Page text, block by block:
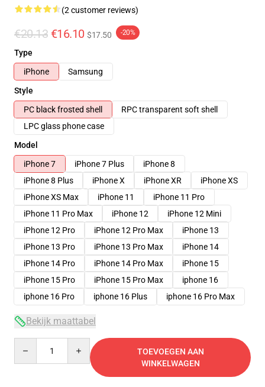
(2 customer reviews)
€20.13 €16.10 $17.50 -20%
Type
iPhone
Samsung
Style
PC black frosted shell
RPC transparent soft shell
LPC glass phone case
Model
iPhone 7
iPhone 7 Plus
iPhone 8
iPhone 8 Plus
iPhone X iPhone XR
iPhone XS
iPhone XS Max
iPhone 11
iPhone 11 Pro
iPhone 11 Pro Max
iPhone 12
iPhone 12 Mini
iPhone 12 Pro
iPhone 12 Pro Max
iPhone 13
iPhone 13 Pro
iPhone 13 Pro Max
iPhone 14
iPhone 14 Pro
iPhone 14 Pro Max
iPhone 15
iPhone 15 Pro
iPhone 15 Pro Max
iphone 16
iphone 16 Pro
iphone 16 Plus iphone 16 Pro Max
Bekijk maattabel
TOEVOEGEN AAN
WINKELWAGEN